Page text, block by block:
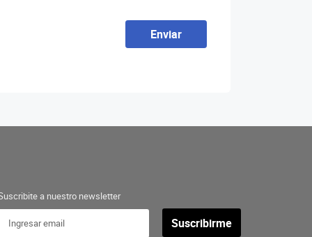
Enviar
a nuestro newsletter
Suscribirme